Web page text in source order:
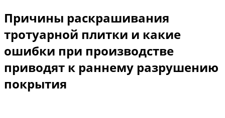
Причины раскрашивания
тротуарной плитки и какие
ошибки при производстве
приводят к раннему разрушению
покрытия